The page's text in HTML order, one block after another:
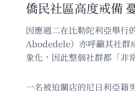
僑民社區高度戒備
因應週二在比勒陀利亞舉行
Abodedele）亦呼籲其社群
象化，因此整個社群都「非
一名被迫關店的尼日利亞